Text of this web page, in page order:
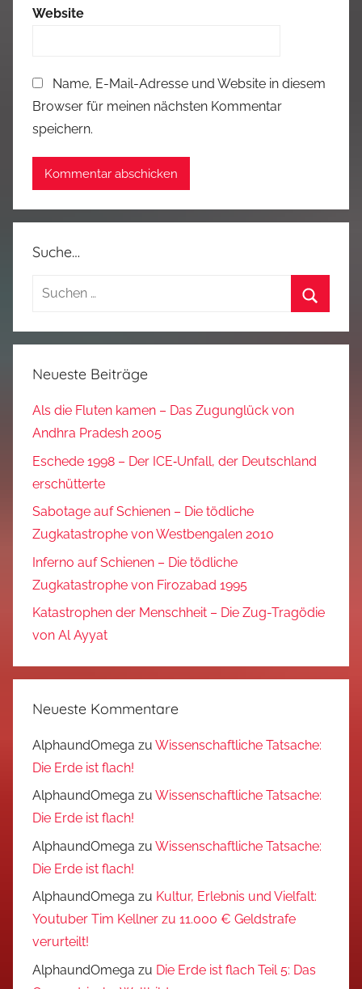
Website
Name, E-Mail-Adresse und Website in diesem
Browser für meinen nächsten Kommentar
speichern.
Suche…
Suchen
Neueste Beiträge
Als die Fluten kamen – Das Zugunglück von
Andhra Pradesh 2005
Eschede 1998 – Der ICE‑Unfall, der Deutschland
erschütterte
Sabotage auf Schienen – Die tödliche
Zugkatastrophe von Westbengalen 2010
Inferno auf Schienen – Die tödliche
Zugkatastrophe von Firozabad 1995
Katastrophen der Menschheit – Die Zug-Tragödie
von Al Ayyat
Neueste Kommentare
AlphaundOmega zu Wissenschaftliche Tatsache:
Die Erde ist flach!
AlphaundOmega zu Wissenschaftliche Tatsache:
Die Erde ist flach!
AlphaundOmega zu Wissenschaftliche Tatsache:
Die Erde ist flach!
AlphaundOmega zu Kultur, Erlebnis und Vielfalt:
Youtuber Tim Kellner zu 11.000 € Geldstrafe
verurteilt!
AlphaundOmega zu Die Erde ist flach Teil 5: Das